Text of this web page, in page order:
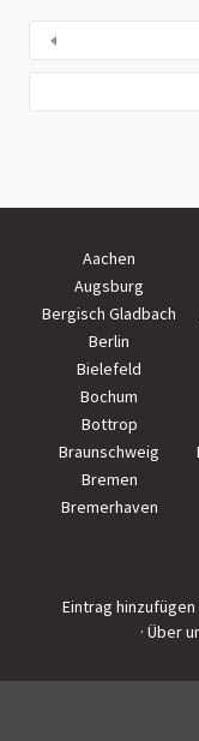
Aachen
Augsburg
Bergisch Gladbach
Berlin
Bielefeld
Bochum
Bottrop
Braunschweig
Bremen
Bremerhaven
Eintrag hinzufügen
· Über